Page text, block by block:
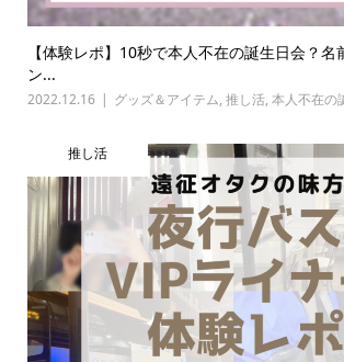
【体験レポ】10秒で本人不在の誕生日会？名
ン...
2022.12.16 グッズ＆アイテム, 推し活, 本人不在の
推し活